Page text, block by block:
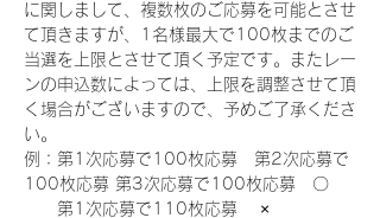
に関しまして、複数枚のご応募を可能とさせ
て頂きますが、1名様最大で100枚までのご
当選を上限とさせて頂く予定です。またレー
ンの申込数によっては、上限を調整させて頂
く場合がございますので、予めご了承くださ
い。
例：第1次応募で100枚応募　第2次応募で
100枚応募 第3次応募で100枚応募　〇
第1次応募で110枚応募　 ×